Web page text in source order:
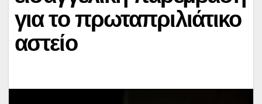
για το πρωταπριλιάτικο
αστείο